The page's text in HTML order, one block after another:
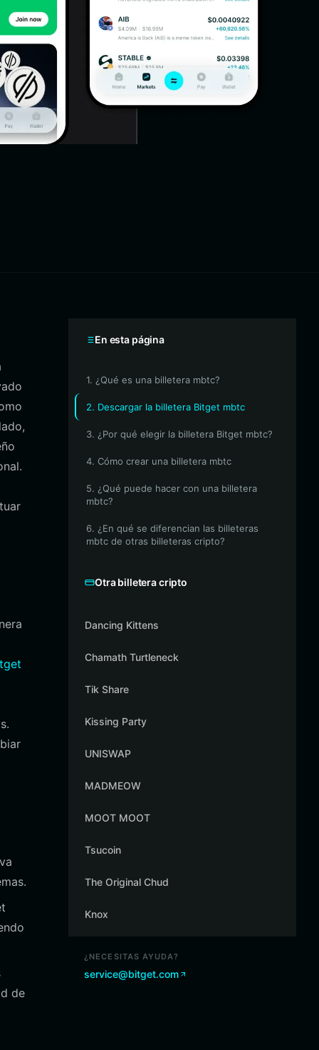
de
En esta página
1. ¿Qué es una billetera mbtc?
2. Descargar la billetera Bitget mbtc
3. ¿Por qué elegir la billetera Bitget mbtc?
4. Cómo crear una billetera mbtc
5. ¿Qué puede hacer con una billetera
mbtc?
6. ¿En qué se diferencian las billeteras
mbtc de otras billeteras cripto?
Otra billetera cripto
Dancing Kittens
Chamath Turtleneck
Tik Share
Kissing Party
UNISWAP
MADMEOW
MOOT MOOT
Tsucoin
The Original Chud
Knox
¿NECESITAS AYUDA?
service@bitget.com